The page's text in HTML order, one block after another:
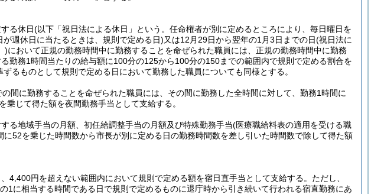
る休日(以下「祝日法による休日」という。任命権者が別に定めるところにより、毎日曜日を
週休日に当たるときは、規則で定める日)又は12月29日から翌年の1月3日までの日(祝日法に
)において正規の勤務時間中に勤務することを命ぜられた職員には、正規の勤務時間中に勤務
勤務1時間当たりの給与額に100分の125から100分の150までの範囲内で規則で定める割合を
ずるものとして規則で定める日において勤務した職員についても同様とする。
間に勤務することを命ぜられた職員には、その間に勤務した全時間に対して、勤務1時間に
じて得た額を夜間勤務手当として支給する。
る地域手当の月額、初任給調整手当の月額及び特殊勤務手当(医療職給料表の適用を受ける職
52を乗じた時間数から市長が別に定める日の勤務時間数を差し引いた時間数で除して得た額
4,400円を超えない範囲内において規則で定める額を宿日直手当として支給する。 ただし、
1に相当する時間である日で規則で定めるものに退庁時から引き続いて行われる宿直勤務にあ